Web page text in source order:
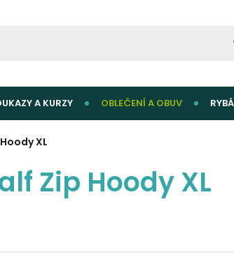
A KURZY OBLEČENÍ A OBUV
XL
Zip Hoody XL